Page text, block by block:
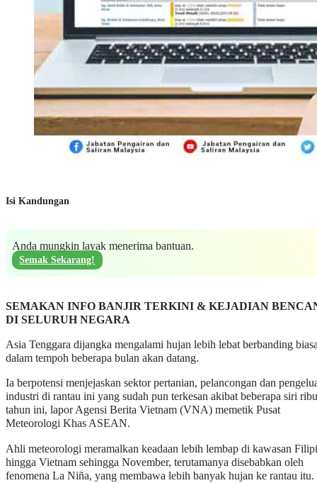
Isi Kandungan
Anda mungkin layak menerima bantuan.
Semak Sekarang!
SEMAKAN INFO BANJIR TERKINI & KEJADIAN
DI SELURUH NEGARA
Asia Tenggara dijangka mengalami hujan lebih lebat berbanding
dalam tempoh beberapa bulan akan datang.
Ia berpotensi menjejaskan sektor pertanian, pelancongan dan
industri di rantau ini yang sudah pun terkesan akibat beberapa siri
tahun ini, lapor Agensi Berita Vietnam (VNA) memetik Pusat
Meteorologi Khas ASEAN.
Ahli meteorologi meramalkan keadaan lebih lembap di kawasan
hingga Vietnam sehingga November, terutamanya disebabkan oleh
fenomena La Niña, yang membawa lebih banyak hujan ke rantau itu.